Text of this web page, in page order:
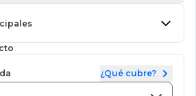
¿Qué cubre?